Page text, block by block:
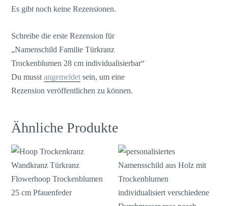
Es gibt noch keine Rezensionen.
Schreibe die erste Rezension für
„Namenschild Familie Türkranz
Trockenblumen 28 cm individualisierbar“
Du musstangemeldet sein, um eine
Rezension veröffentlichen zu können.
Ähnliche Produkte